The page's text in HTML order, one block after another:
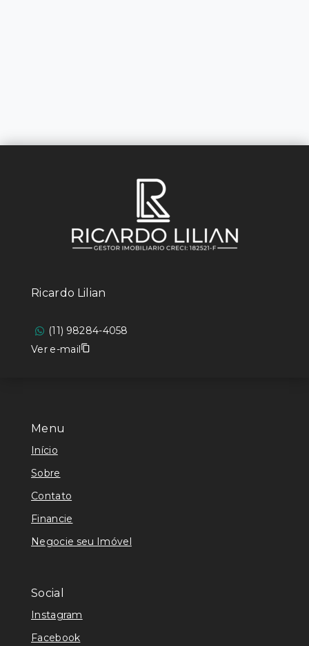
Menu
Início
Sobre
Contato
Financie
Negocie seu Imóvel
Social
Instagram
Facebook
Ricardo Lilian
(11) 98284-4058
Ver e-mail